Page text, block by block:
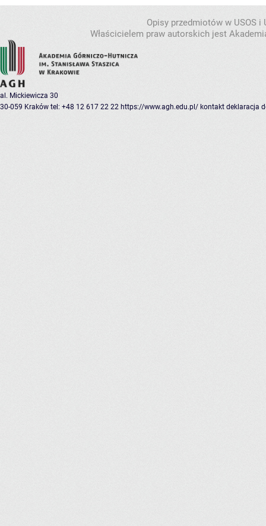
Opisy przedmiotów w USOS
Właścicielem praw autorskich jest
al. Mickiewicza 30
30-059 Kraków tel: +48 12 617 22 22 https://www.agh.edu.pl/ kontakt deklaracja